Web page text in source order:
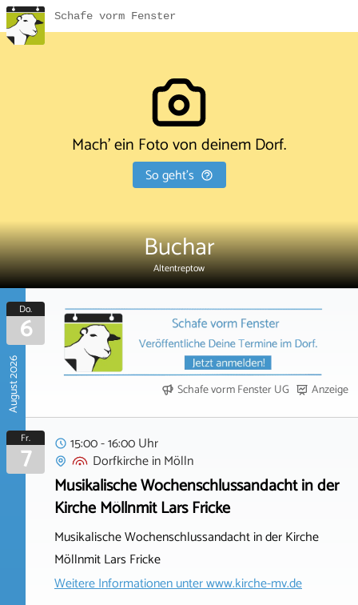
Schafe vorm Fenster
Mach' ein Foto von deinem Dorf.
So geht's
Buchar
Altentreptow
August 2026
Do.
6
Schafe vorm Fenster UG Anzeige
Fr.
7
15:00 - 16:00 Uhr
DorfkircheinMölln
Musikalische Wochenschlussandacht in der
Kirche Möllnmit Lars Fricke
Musikalische Wochenschlussandacht in der Kirche
Möllnmit Lars Fricke
Weitere Informationen unterwww.kirche-mv.de